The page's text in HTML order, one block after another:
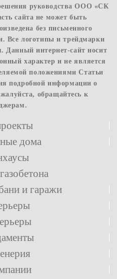
руководства ООО «СК
сайта не может быть
без письменного
Все логотипы и трейдмарки
Данный интернет-сайт носит
характер и не является
положениями Статьи
подробной информации о
обращайтесь к
дома
и гаражи